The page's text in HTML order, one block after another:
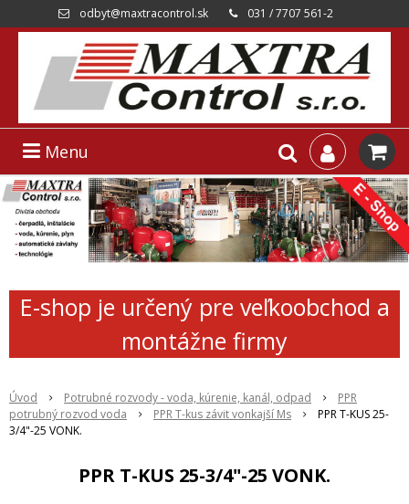
odbyt@maxtracontrol.sk 031 / 7707 561-2
Menu
E-shop je určený pre veľkoobchod a
montážne firmy
Úvod Potrubné rozvody - voda, kúrenie, kanál, odpad
PPR
potrubný rozvod voda
PPR T-kus závit vonkajší Ms
PPR T-KUS 25-
3/4"-25 VONK.
PPR T-KUS 25-3/4"-25 VONK.